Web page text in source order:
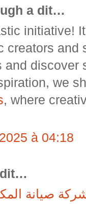
a dit…
initiative!
creators and
and discover
we
, where
à 04:18
dit…
صيانة